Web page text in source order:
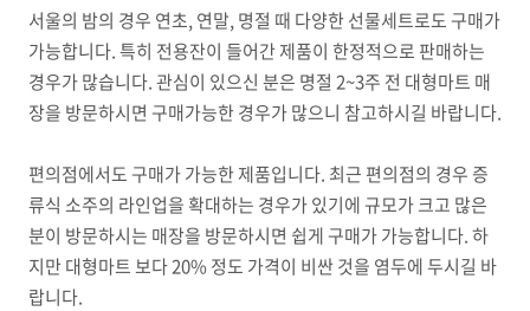
서울의 밤의 경우 연초, 연말, 명절 때 다양한 선물세트로도 구매가
가능합니다. 특히 전용잔이 들어간 제품이 한정적으로 판매하는
경우가 많습니다. 관심이 있으신 분은 명절 2~3주 전 대형마트 매
장을 방문하시면 구매가능한 경우가 많으니 참고하시길 바랍니다.
편의점에서도 구매가 가능한 제품입니다. 최근 편의점의 경우 증
류식 소주의 라인업을 확대하는 경우가 있기에 규모가 크고 많은
분이 방문하시는 매장을 방문하시면 쉽게 구매가 가능합니다. 하
지만 대형마트 보다 20% 정도 가격이 비싼 것을 염두에 두시길 바
랍니다.